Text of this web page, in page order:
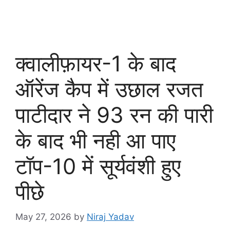
क्वालीफ़ायर-1 के बाद
ऑरेंज कैप में उछाल रजत
पाटीदार ने 93 रन की पारी
के बाद भी नही आ पाए
टॉप-10 में सूर्यवंशी हुए
पीछे
May 27, 2026 by Niraj Yadav